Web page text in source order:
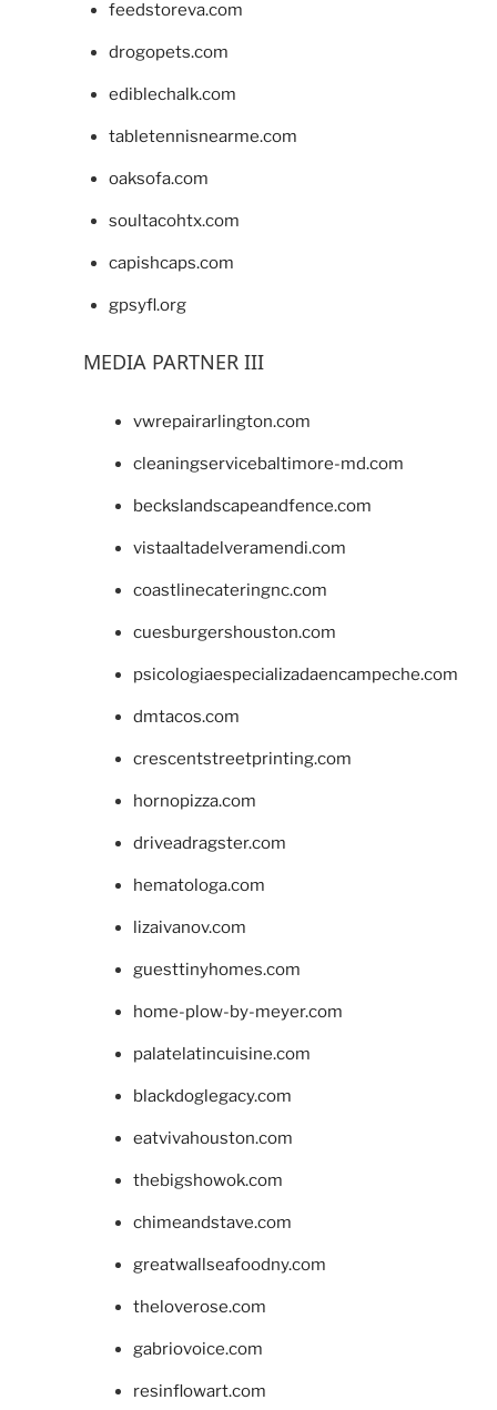
feedstoreva.com
drogopets.com
ediblechalk.com
tabletennisnearme.com
oaksofa.com
soultacohtx.com
capishcaps.com
gpsyfl.org
MEDIA PARTNER III
vwrepairarlington.com
cleaningservicebaltimore-md.com
beckslandscapeandfence.com
vistaaltadelveramendi.com
coastlinecateringnc.com
cuesburgershouston.com
psicologiaespecializadaencampeche.com
dmtacos.com
crescentstreetprinting.com
hornopizza.com
driveadragster.com
hematologa.com
lizaivanov.com
guesttinyhomes.com
home-plow-by-meyer.com
palatelatincuisine.com
blackdoglegacy.com
eatvivahouston.com
thebigshowok.com
chimeandstave.com
greatwallseafoodny.com
theloverose.com
gabriovoice.com
resinflowart.com